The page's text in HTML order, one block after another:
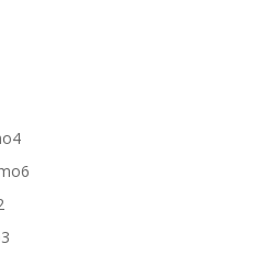
producto
44
productos
6
productos
3